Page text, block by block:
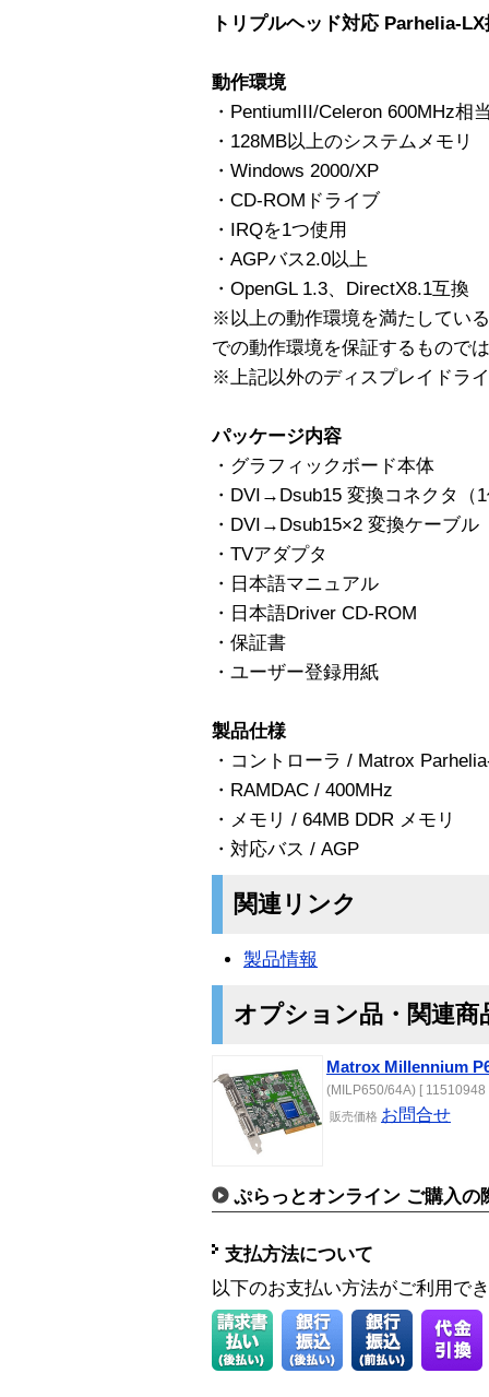
トリプルヘッド対応 Parhelia-
動作環境
・PentiumIII/Celeron 600MHz相
・128MB以上のシステムメモリ
・Windows 2000/XP
・CD-ROMドライブ
・IRQを1つ使用
・AGPバス2.0以上
・OpenGL 1.3、DirectX8.1互換
※以上の動作環境を満たしてい
での動作環境を保証するもので
※上記以外のディスプレイドラ
パッケージ内容
・グラフィックボード本体
・DVI→Dsub15 変換コネクタ（
・DVI→Dsub15×2 変換ケーブル
・TVアダプタ
・日本語マニュアル
・日本語Driver CD-ROM
・保証書
・ユーザー登録用紙
製品仕様
・コントローラ / Matrox
・RAMDAC / 400MHz
・メモリ / 64MB DDR メモリ
・対応バス / AGP
関連リンク
製品情報
オプション品・関連商
Matrox Millennium
(MILP650/64A) [ 11510948
販売価格 お問合せ
ぷらっとオンライン ご購入の
支払方法について
以下のお支払い方法がご利用で